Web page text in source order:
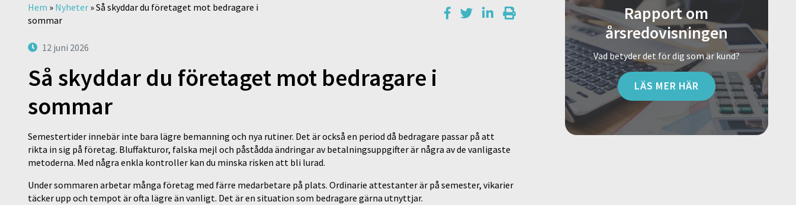
Hem » Nyheter »Så skyddar du företaget mot bedragare i
sommar
12 juni 2026
Så skyddar du företaget mot bedragare i
sommar
Semestertider innebär inte bara lägre bemanning och nya rutiner. Det är också en period då bedragare passar på att
rikta in sig på företag. Bluffakturor, falska mejl och påstådda ändringar av betalningsuppgifter är några av de vanligaste
metoderna. Med några enkla kontroller kan du minska risken att bli lurad.
Under sommaren arbetar många företag med färre medarbetare på plats. Ordinarie attestanter är på semester, vikarier
täcker upp och tempot är ofta lägre än vanligt. Det är en situation som bedragare gärna utnyttjar.
Rapport om
årsredovisningen
Vad betyder det för dig som är kund?
LÄS MER HÄR